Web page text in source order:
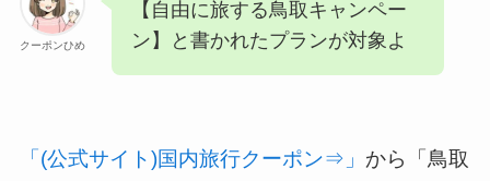
クーポンひめ
【自由に旅する鳥取キャンペー
ン】と書かれたプランが対象よ
「(公式サイト)国内旅行クーポン⇒」 から「鳥取